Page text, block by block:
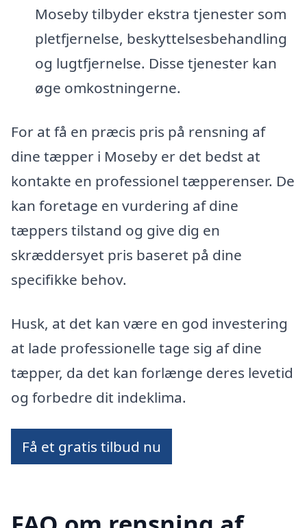
Moseby tilbyder ekstra tjenester som
pletfjernelse, beskyttelsesbehandling
og lugtfjernelse. Disse tjenester kan
øge omkostningerne.
For at få en præcis pris på rensning af
dine tæpper i Moseby er det bedst at
kontakte en professionel tæpperenser. De
kan foretage en vurdering af dine
tæppers tilstand og give dig en
skræddersyet pris baseret på dine
specifikke behov.
Husk, at det kan være en god investering
at lade professionelle tage sig af dine
tæpper, da det kan forlænge deres levetid
og forbedre dit indeklima.
Få et gratis tilbud nu